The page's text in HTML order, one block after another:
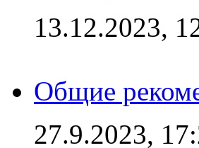
13.12.2023,
Общие
27.9.2023,